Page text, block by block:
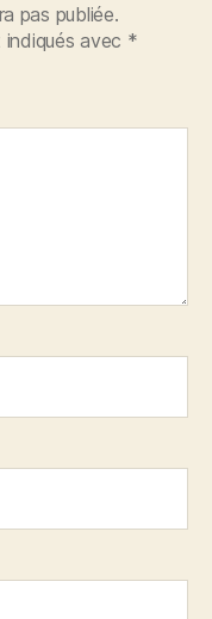
pas publiée.
avec *